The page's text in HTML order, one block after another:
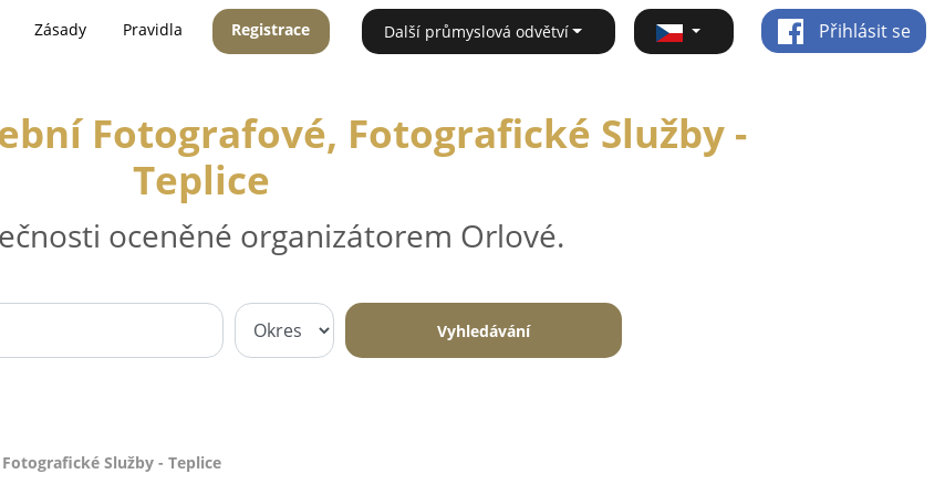
Zásady Pravidla Registrace Další průmyslová odvětví Přihlásit se
Fotografové, Fotografické Služby -
Teplice
oceněné organizátorem Orlové.
Vyhledávání
Služby - Teplice